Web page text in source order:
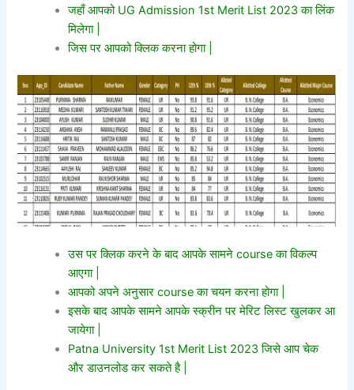
जहाँ आपको UG Admission 1st Merit List 2023 का लिंक
मिलेगा |
जिस पर आपको क्लिक करना होगा |
उस पर क्लिक करने के बाद आपके सामने course का विकल्प
आएगा |
आपको अपने अनुसार course का चयन करना होगा |
इसके बाद आपके सामने आपके स्क्रीन पर मेरिट लिस्ट खुलकर आ
जायेगा |
Patna University 1st Merit List 2023 जिसे आप चेक
और डाउनलोड कर सकते है |